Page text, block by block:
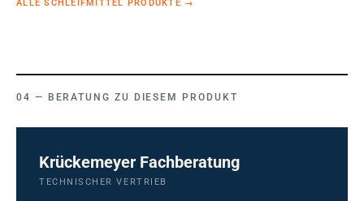
ALLE SCHLEIFMITTEL PRODUKTE →
BERATUNG ZU DIESEM PRODUKT
Krückemeyer Fachberatung
TECHNISCHER VERTRIEB